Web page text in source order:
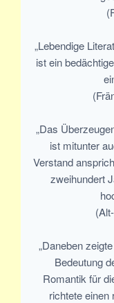
„Lebendige
ist ein
„Das
ist mitunter
Verstand
zweihundert
„Daneben
Bedeutung
Romantik für
richtete einen